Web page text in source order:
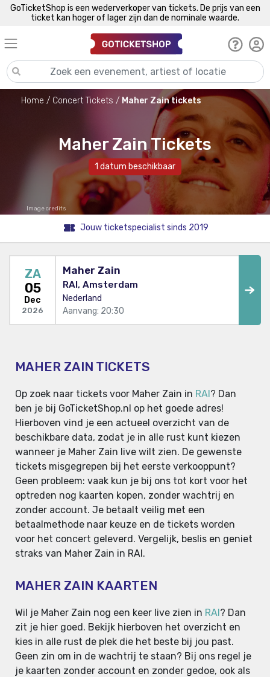
GoTicketShop is een wederverkoper van tickets. De prijs van een
ticket kan hoger of lager zijn dan de nominale waarde.
Home Concert Tickets Maher Zain tickets
Maher Zain Tickets
1 datum beschikbaar
Image credits
Jouw ticketspecialist sinds 2019
ZA
05
Dec
2026
Maher Zain
RAI, Amsterdam
Nederland
Aanvang: 20:30
MAHER ZAIN TICKETS
Op zoek naar tickets voor Maher Zain in RAI? Dan
ben je bij GoTicketShop.nl op het goede adres!
Hierboven vind je een actueel overzicht van de
beschikbare data, zodat je in alle rust kunt kiezen
wanneer je Maher Zain live wilt zien. De gewenste
tickets misgegrepen bij het eerste verkooppunt?
Geen probleem: vaak kun je bij ons tot kort voor het
optreden nog kaarten kopen, zonder wachtrij en
zonder account. Je betaalt veilig met een
betaalmethode naar keuze en de tickets worden
voor het concert geleverd. Vergelijk, beslis en geniet
straks van Maher Zain in RAI.
MAHER ZAIN KAARTEN
Wil je Maher Zain nog een keer live zien in RAI? Dan
zit je hier goed. Bekijk hierboven het overzicht en
kies in alle rust de plek die het beste bij jou past.
Geen zin om in de wachtrij te staan? Bij ons regel je
je kaarten zonder account en zonder gedoe, ook als